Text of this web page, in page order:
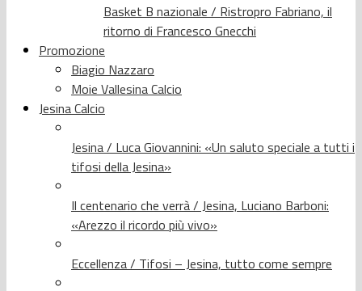
Basket B nazionale / Ristropro Fabriano, il
ritorno di Francesco Gnecchi
Promozione
Biagio Nazzaro
Moie Vallesina Calcio
Jesina Calcio
Jesina / Luca Giovannini: «Un saluto speciale a tutti i
tifosi della Jesina»
Il centenario che verrà / Jesina, Luciano Barboni:
«Arezzo il ricordo più vivo»
Eccellenza / Tifosi – Jesina, tutto come sempre